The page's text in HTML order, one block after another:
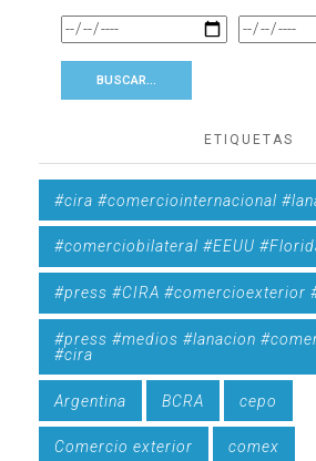
ETIQUETAS
#cira #comerciointernacional
#comerciobilateral #EEUU
#press #CIRA #comercioexterior
#press #medios #lanacion
#cira
Argentina BCRA cepo
Comercio exterior comex